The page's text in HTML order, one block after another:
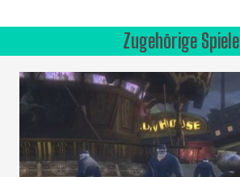
Zugehörige Spiele